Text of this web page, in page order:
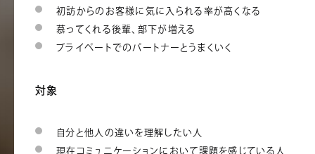
初訪からのお客様に気に入られる率が高くなる
慕ってくれる後輩、部下が増える
プライベートでのパートナーとうまくいく
対象
自分と他人の違いを理解したい人
現在コミュニケーションにおいて課題を感じている人